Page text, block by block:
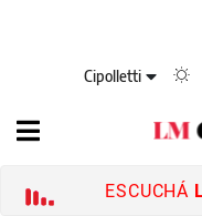
Cipolletti
ESCUCHÁ